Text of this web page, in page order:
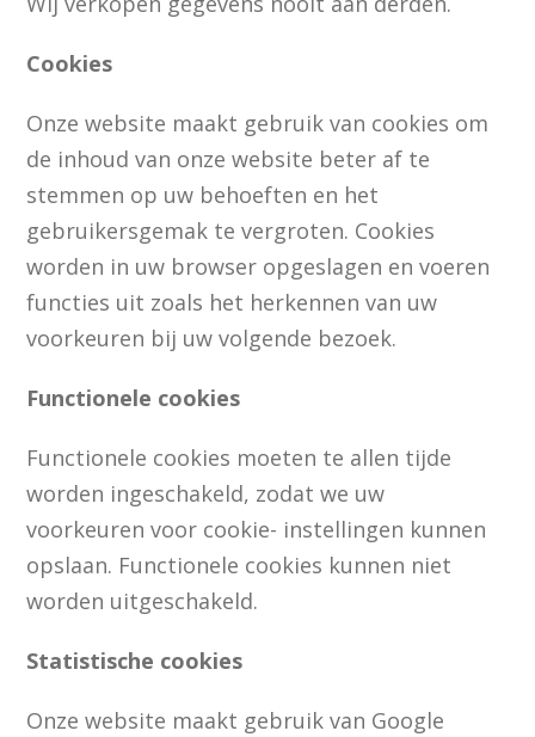
Cookies
Onze website maakt gebruik van cookies om
de inhoud van onze website beter af te
stemmen op uw behoeften en het
gebruikersgemak te vergroten. Cookies
worden in uw browser opgeslagen en voeren
functies uit zoals het herkennen van uw
voorkeuren bij uw volgende bezoek.
Functionele cookies
Functionele cookies moeten te allen tijde
worden ingeschakeld, zodat we uw
voorkeuren voor cookie- instellingen kunnen
opslaan. Functionele cookies kunnen niet
worden uitgeschakeld.
Statistische cookies
Onze website maakt gebruik van Google